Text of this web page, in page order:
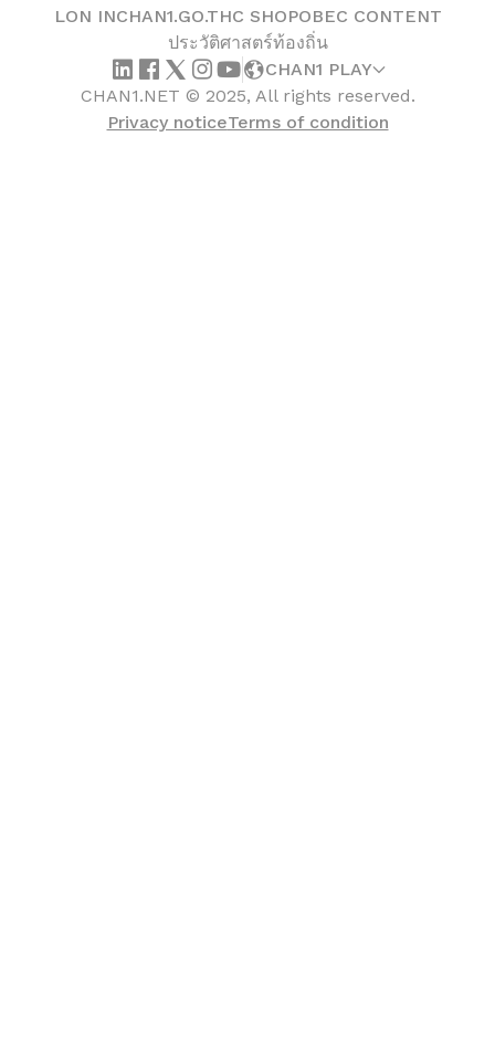
LON INCHAN1.GO.THC SHOPOBEC CONTENT
ประวัติศาสตร์ท้องถิ่น
CHAN1 PLAY
CHAN1.NET © 2025, All rights reserved.
Privacy noticeTerms of condition